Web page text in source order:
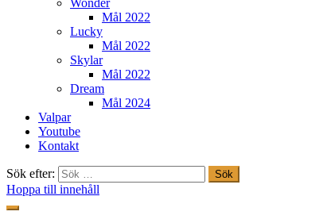
Wonder
Mål 2022
Lucky
Mål 2022
Skylar
Mål 2022
Dream
Mål 2024
Valpar
Youtube
Kontakt
Sök efter:
Hoppa till innehåll